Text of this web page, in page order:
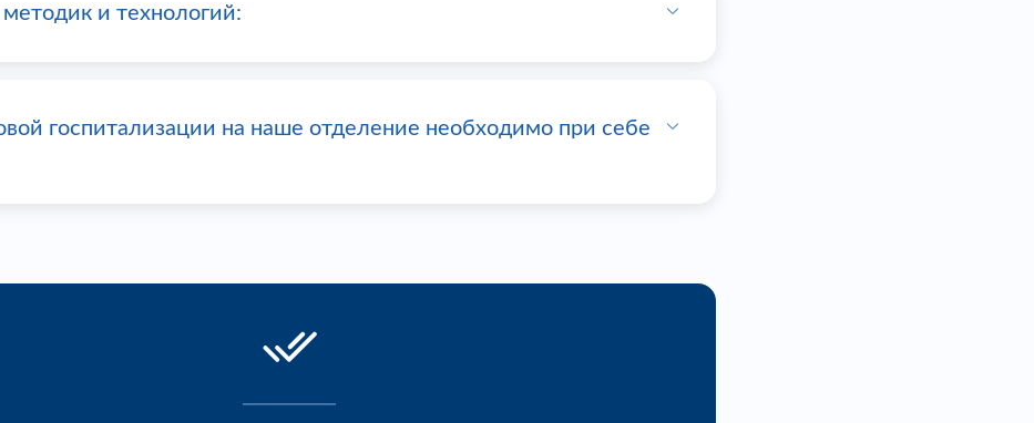
и технологий:
госпитализации на наше отделение необходимо при себе